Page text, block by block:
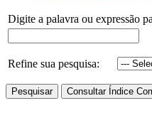
Digite a palavra ou expressão
Refine sua pesquisa: